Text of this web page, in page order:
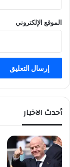
الموقع الإلكتروني
أحدث الاخبار